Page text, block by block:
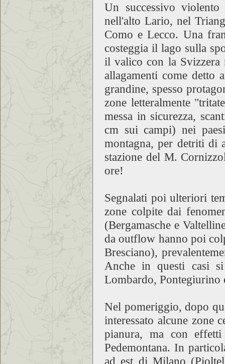
Un successivo
nell'alto Lario, nel
Como e Lecco. Una
costeggia il lago sulla
il valico con la Svizzera
allagamenti come detto
grandine, spesso
zone letteralmente
messa in sicurezza,
cm sui campi) nei
montagna, per detriti di
stazione del M.
ore!
Segnalati poi ulteriori
zone colpite dai
(Bergamasche e
da outflow hanno poi
Bresciano),
Anche in questi casi
Lombardo, Pontegiurino
Nel pomeriggio, dopo
interessato alcune zone
pianura, ma con
Pedemontana. In
ad est di Milano